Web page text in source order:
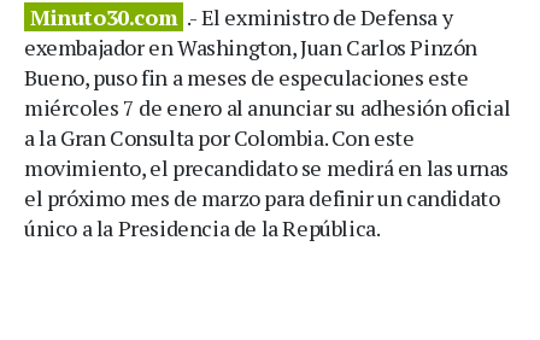
Minuto30.com .- El exministro de Defensa y
exembajador en Washington, Juan Carlos Pinzón
Bueno, puso fin a meses de especulaciones este
miércoles 7 de enero al anunciar su adhesión oficial
a la Gran Consulta por Colombia. Con este
movimiento, el precandidato se medirá en las urnas
el próximo mes de marzo para definir un candidato
único a la Presidencia de la República.